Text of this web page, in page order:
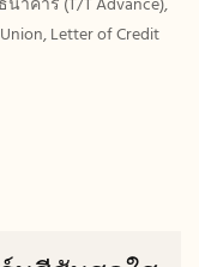
าคาร (T/T Advance),
Letter of Credit